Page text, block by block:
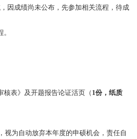
因成绩尚未公布，先参加相关流程，待成
核表》及开题报告论证活页（ 1份，纸质
视为自动放弃本年度的申硕机会，责任自